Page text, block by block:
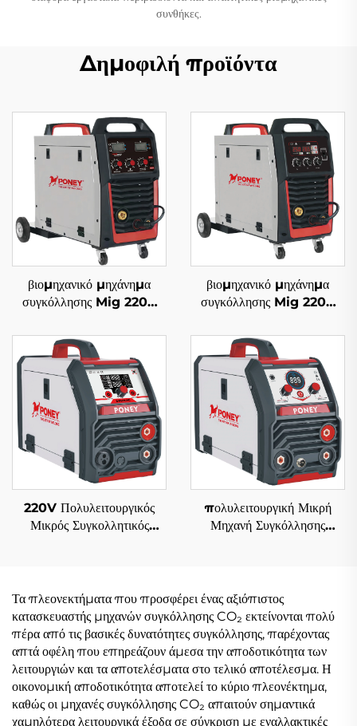
συνθήκες.
Δημοφιλή προϊόντα
βιομηχανικό μηχάνημα
συγκόλλησης Mig 220V
με προστασία αερίου CO2,
μηχάνημα συγκόλλησης
Mig/Mag
βιομηχανικό μηχάνημα
συγκόλλησης Mig 220V
πολυλειτουργικό με
προστασία αερίου CO2,
μηχάνημα συγκόλλησης
Mig/Mag
220V Πολυλειτουργικός
Μικρός Συγκολλητικός
πολυλειτουργική Μικρή
Μηχανή Συγκόλλησης
Weldr
Τα πλεονεκτήματα που προσφέρει ένας αξιόπιστος
κατασκευαστής μηχανών συγκόλλησης CO₂ εκτείνονται πολύ
πέρα από τις βασικές δυνατότητες συγκόλλησης, παρέχοντας
απτά οφέλη που επηρεάζουν άμεσα την αποδοτικότητα των
λειτουργιών και τα αποτελέσματα στο τελικό αποτέλεσμα. Η
οικονομική αποδοτικότητα αποτελεί το κύριο πλεονέκτημα,
καθώς οι μηχανές συγκόλλησης CO₂ απαιτούν σημαντικά
χαμηλότερα λειτουργικά έξοδα σε σύγκριση με εναλλακτικές